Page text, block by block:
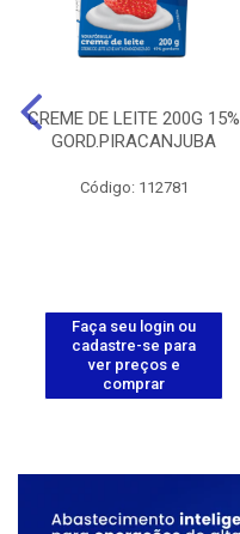
CREME DE LEITE 200G 15%
GORD.PIRACANJUBA
Código: 112781
Faça seu login ou
cadastre-se para
ver preços e
comprar